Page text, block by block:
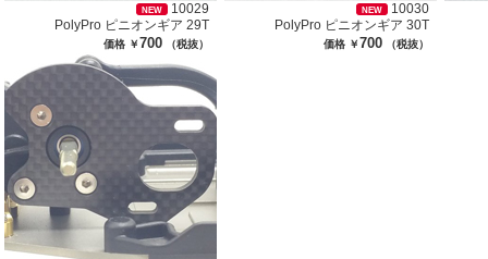
NEW
10029
PolyPro ピニオンギア 29T
価格 ￥700 （税抜）
NEW
10030
PolyPro ピニオンギア 30T
価格 ￥700 （税抜）